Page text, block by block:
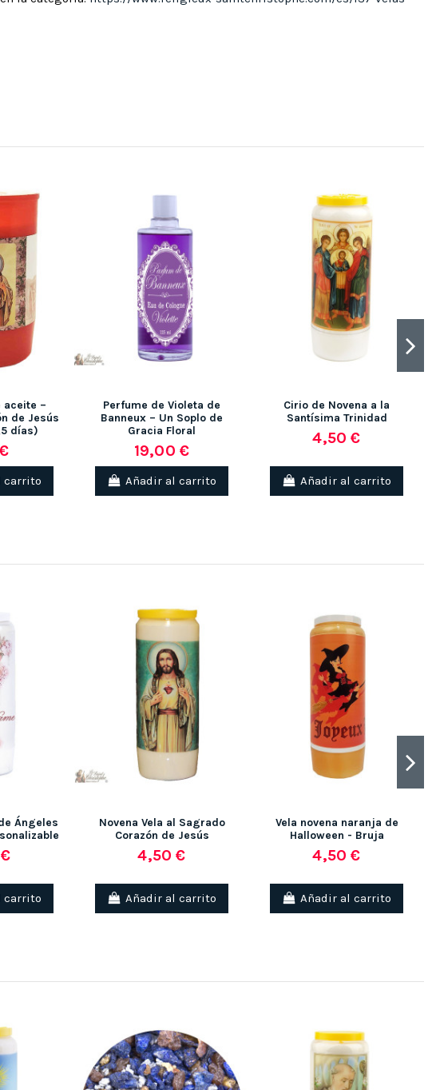
aceite –
de Jesús
días)
carrito
Perfume de Violeta de
Banneux – Un Soplo de
Gracia Floral
19,00 €
Añadir al carrito
Cirio de Novena a la
Santísima Trinidad
4,50 €
Añadir al carrito
Ángeles
carrito
Novena Vela al Sagrado
Corazón de Jesús
4,50 €
Añadir al carrito
Vela novena naranja de
Halloween - Bruja
4,50 €
Añadir al carrito